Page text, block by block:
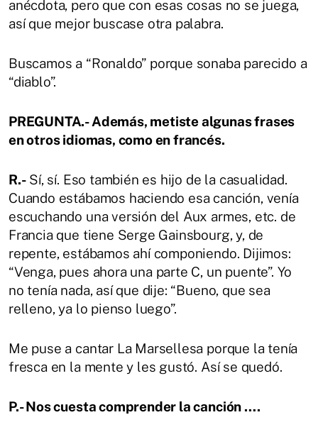
anécdota, pero que con esas cosas no se juega,
así que mejor buscase otra palabra.
Buscamos a “Ronaldo” porque sonaba parecido a
“diablo”.
PREGUNTA.- Además, metiste algunas frases
en otros idiomas, como en francés.
R.-Sí, sí. Eso también es hijo de la casualidad.
Cuando estábamos haciendo esa canción, venía
escuchando una versión del Aux armes, etc. de
Francia que tiene Serge Gainsbourg, y, de
repente, estábamos ahí componiendo. Dijimos:
“Venga, pues ahora una parte C, un puente”. Yo
no tenía nada, así que dije: “Bueno, que sea
relleno, ya lo pienso luego”.
Me puse a cantar La Marsellesa porque la tenía
fresca en la mente y les gustó. Así se quedó.
P.- Nos cuesta comprender la canción ….